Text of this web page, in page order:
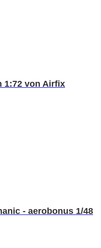
1:72 von Airfix
- aerobonus 1/48